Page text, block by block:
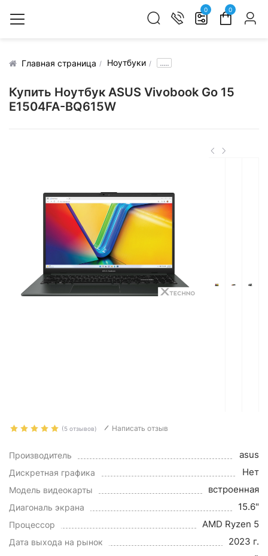
0 0
Главная страница Ноутбуки .....
Купить Ноутбук ASUS Vivobook Go 15
E1504FA-BQ615W
(5 отзывов) Написать отзыв
Производитель asus
Дискретная графика Нет
Модель видеокарты встроенная
Диагональ экрана 15.6"
Процессор AMD Ryzen 5
Дата выхода на рынок 2023 г.